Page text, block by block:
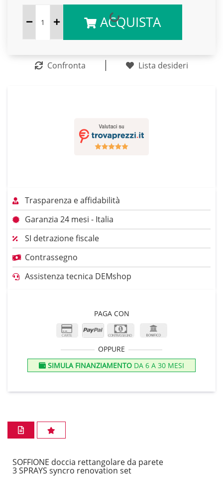
ACQUISTA
Confronta Lista desideri
Trasparenza e affidabilità
Garanzia 24 mesi - Italia
SI detrazione fiscale
Contrassegno
Assistenza tecnica DEMshop
PAGA CON
OPPURE
SIMULA FINANZIAMENTO DA 6 A 30 MESI
SOFFIONE doccia rettangolare da parete
3 SPRAYS syncro renovation set